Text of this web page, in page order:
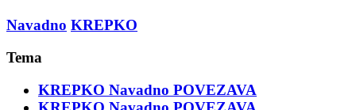
Navadno KREPKO
Tema
KREPKO Navadno POVEZAVA